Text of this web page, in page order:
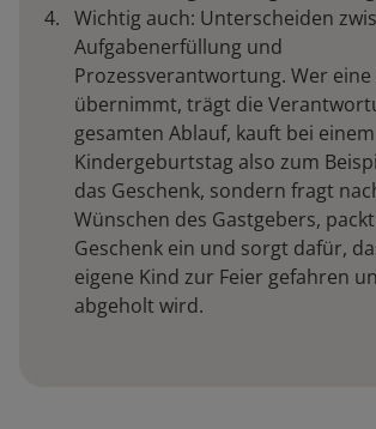
Wichtig auch: Unterscheiden
Aufgabenerfüllung und
Prozessverantwortung. Wer eine
übernimmt, trägt die
gesamten Ablauf, kauft bei einem
Kindergeburtstag also zum
das Geschenk, sondern fragt
Wünschen des Gastgebers,
Geschenk ein und sorgt dafür,
eigene Kind zur Feier gefahren
abgeholt wird.